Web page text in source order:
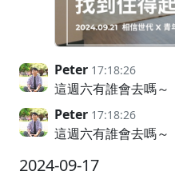
Peter 17:18:26
這週六有誰會去嗎～
Peter 17:18:26
這週六有誰會去嗎～
2024-09-17